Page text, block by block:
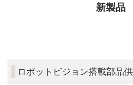
新製品
ロボットビジョン搭載部品